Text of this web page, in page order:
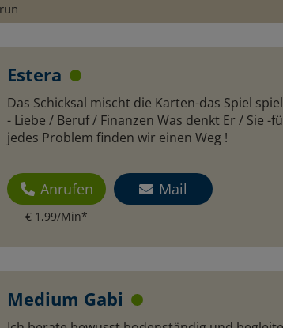
Estera
Das Schicksal mischt die Karten-das Spiel
- Liebe / Beruf / Finanzen Was denkt Er / Sie -
jedes Problem finden wir einen Weg !
Anrufen
€ 1,99/Min*
Mail
Medium Gabi